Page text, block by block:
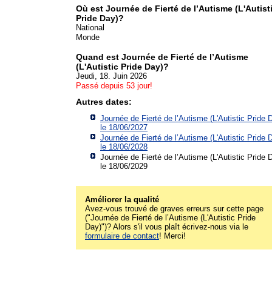
Où est Journée de Fierté de l’Autisme
Pride Day)?
National
Monde
Quand est Journée de Fierté de l’Autisme
(L'Autistic Pride Day)?
Jeudi, 18. Juin 2026
Passé depuis 53 jour!
Autres dates:
Journée de Fierté de l’Autisme (L'Autistic Pride
le 18/06/2027
Journée de Fierté de l’Autisme (L'Autistic Pride
le 18/06/2028
Journée de Fierté de l’Autisme (L'Autistic Pride
le 18/06/2029
Améliorer la qualité
Avez-vous trouvé de graves erreurs sur cette page
("Journée de Fierté de l’Autisme (L'Autistic Pride
Day)")? Alors s'il vous plaît écrivez-nous via le
formulaire de contact! Merci!